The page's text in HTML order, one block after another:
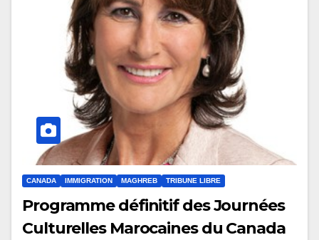
CANADA IMMIGRATION MAGHREB TRIBUNE LIBRE
Programme définitif des Journées
Culturelles Marocaines du Canada